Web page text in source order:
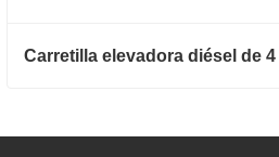
Carretilla elevadora diésel de